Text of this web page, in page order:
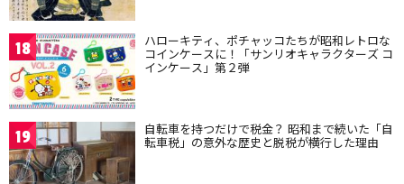
18 ハローキティ、ポチャッコたちが昭和レトロな
コインケースに！「サンリオキャラクターズ コ
インケース」第２弾
19 自転車を持つだけで税金？ 昭和まで続いた「自
転車税」の意外な歴史と脱税が横行した理由